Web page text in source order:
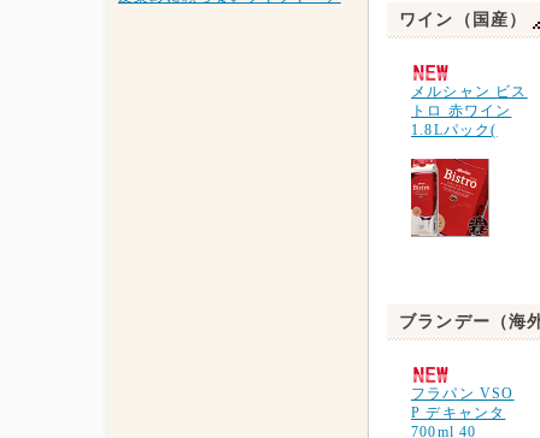
ワイン（国産）
メルシャン ビス
トロ 赤ワイン
1.8Lパック(
ブランデー（海
フラパン VSO
P デキャンタ
700ml 40